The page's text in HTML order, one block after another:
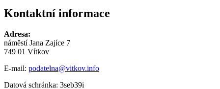
Kontaktní informace
Adresa:
náměstí Jana Zajíce 7
749 01 Vítkov
E-mail: podatelna@vitkov.info
Datová schránka: 3seb39i